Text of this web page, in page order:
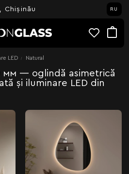
Chișinău RU
LED Natural
мм — oglindă asimetrică
și iluminare LED din